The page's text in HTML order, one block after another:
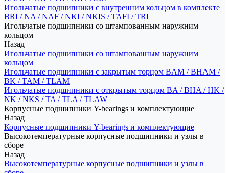
Игольчатые подшипники с внутренним кольцом в комплекте
BRI / NA / NAF / NKI / NKIS / TAFI / TRI
Игольчатые подшипники со штампованным наружним
кольцом
Назад
Игольчатые подшипники со штампованным наружним
кольцом
Игольчатые подшипники с закрытым торцом BAM / BHAM /
BK / TAM / TLAM
Игольчатые подшипники с открытым торцом BA / BHA / HK /
NK / NKS / TA / TLA / TLAW
Корпусные подшипники Y-bearings и комплектующие
Назад
Корпусные подшипники Y-bearings и комплектующие
Высокотемпературные корпусные подшипники и узлы в
сборе
Назад
Высокотемпературные корпусные подшипники и узлы в